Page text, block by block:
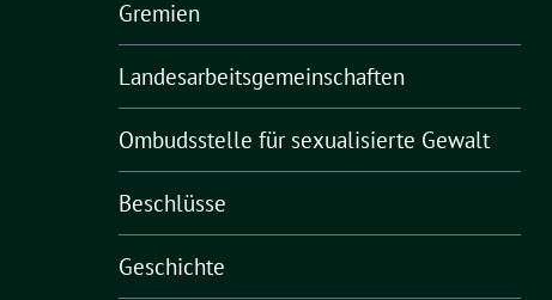
Gremien
Landesarbeitsgemeinschaften
Ombudsstelle für sexualisierte Gewalt
Beschlüsse
Geschichte